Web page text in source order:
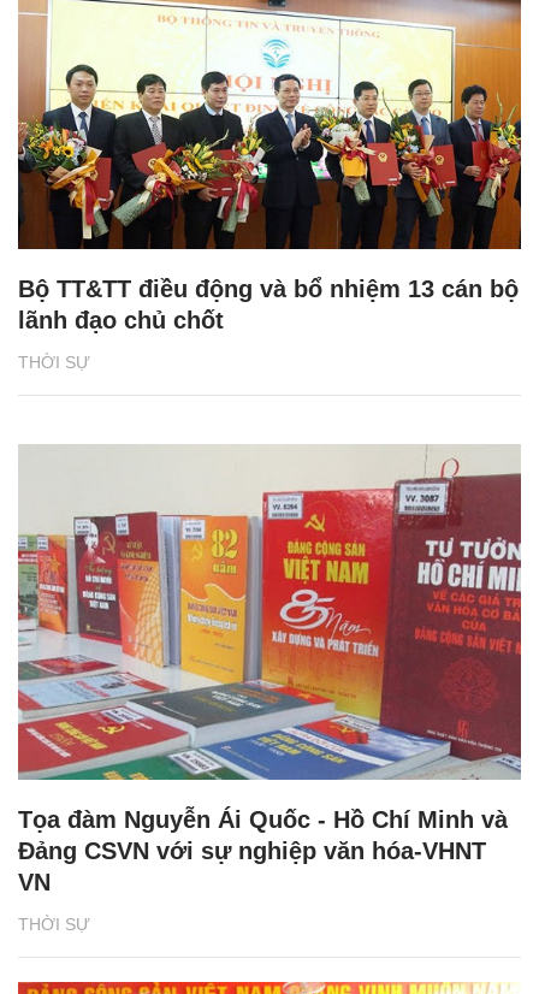
THỜI SỰ
Bộ TT&TT điều động và bổ nhiệm 13 cán bộ
lãnh đạo chủ chốt
THỜI SỰ
Tọa đàm Nguyễn Ái Quốc - Hồ Chí Minh và
Đảng CSVN với sự nghiệp văn hóa-VHNT
VN